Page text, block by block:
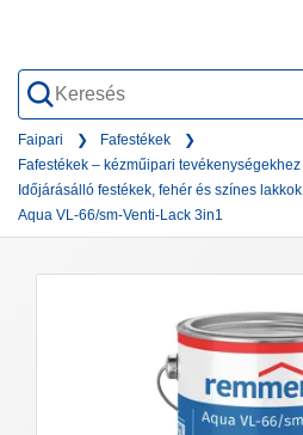
form
Faipari
Fafestékek
Fafestékek – kézműipari tevékenységekhez
Időjárásálló festékek, fehér és színes lakkok
Aqua VL-66/sm-Venti-Lack 3in1